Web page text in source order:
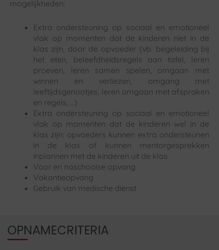
mogelijkheden:
Extra ondersteuning op sociaal en emotioneel
vlak op momenten dat de kinderen niet in de
klas zijn, door de opvoeder (vb. begeleiding bij
het eten, beleefdheidsregels aan tafel, leren
proeven, leren samen spelen, omgaan met
winnen en verliezen, omgang met
leeftijdsgenootjes, leren omgaan met afspraken
en regels, …)
Extra ondersteuning op sociaal en emotioneel
vlak op momenten dat de kinderen wel in de
klas zijn: opvoeders kunnen extra ondersteunen
in de klas of kunnen mentorgesprekken
inplannen met de kinderen uit de klas
Voor en naschoolse opvang
Vakantieopvang
Gebruik van medische dienst
OPNAMECRITERIA